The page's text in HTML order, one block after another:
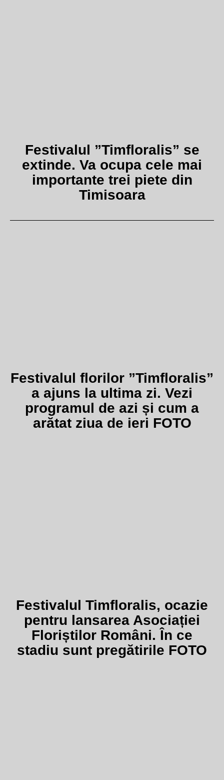
Festivalul ”Timfloralis” se
extinde. Va ocupa cele mai
importante trei piete din
Timisoara
Festivalul florilor ”Timfloralis”
a ajuns la ultima zi. Vezi
programul de azi și cum a
arătat ziua de ieri FOTO
Festivalul Timfloralis, ocazie
pentru lansarea Asociației
Floriștilor Români. În ce
stadiu sunt pregătirile FOTO